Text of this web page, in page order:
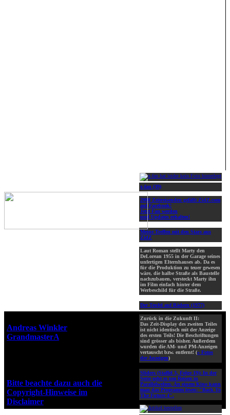
x-fan (39)
2000 Zeitreisenden gefällt ZidZ.com
auf Facebook!
Jetzt Fan werden
und Updates erhalten!
Meine Treffen mit den Stars aus
ZidZ
Laut Roman stellt Marty den
DeLorean 1955 in der Garage seines
unfertigen Elternhauses ab. Da es
für die Produktion zu teuer gewesen
wäre, die halbe Straße als Baustelle
nachzubauen, versteckt Marty ihn
im Film einfach hinter dem
Werbeschild für die Straße.
Der Teufel auf Rädern (1977)
Zurück in die Zukunft II:
Das Zeit-Display des zweiten Teiles
ist nicht identisch mit der Anzeige
des ersten Teils! Die Beschriftungen
sind grösser als bisher. Außerdem
wurden die AM- und PM-Anzeigen
vertauscht bzw. entfernt! (» Fotos
der Anzeigen)
Sliders (Staffel 3, Folge 19): In der
Serie geht es um Reisen in
Parallelwelten. An einem Kino kann
man das Programm lesen: "Back To
The Future 4".
Andreas Winkler
GrandmasterA
Bitte beachte dazu auch die
Copyright-Hinweise im
Disclaimer